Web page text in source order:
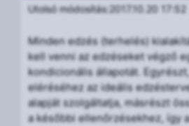
Utolsó módosítás:2017.10.20 17:52
Minden edzés (terhelés)
kell venni az edzéseket végző
kondicionális állapotát.
eléréséhez az ideális
alapját szolgáltatja, másrészt
a későbbi ellenőrzésekhez, így